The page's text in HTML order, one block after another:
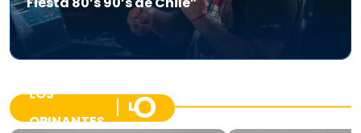
LOS
OPINANTES